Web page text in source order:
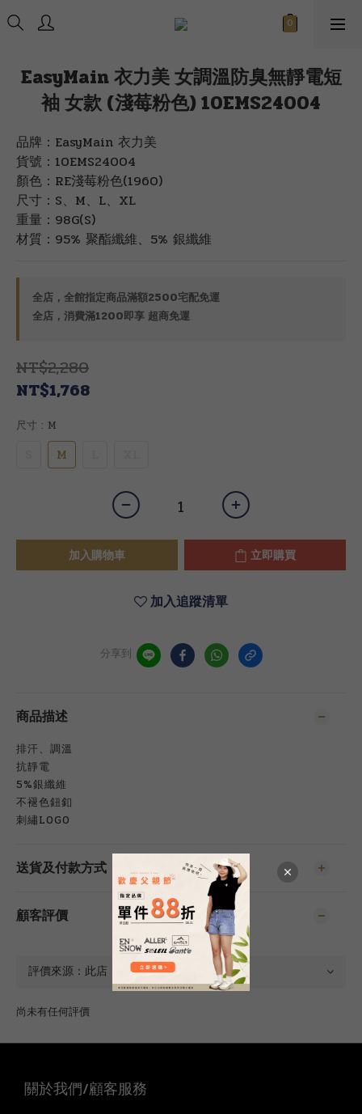
EasyMain 衣力美 女調溫防臭無靜電短
袖 女款 (淺莓粉色) 10EMS24004
品牌：EasyMain 衣力美
貨號：10EMS24004
顏色：RE淺莓粉色(1960)
尺寸：S、M、L、XL
重量：98G(S)
材質：95% 聚酯纖維、5% 銀纖維
全店，全館指定商品滿額2500宅配免運
全店，消費滿1200即享 超商免運
NT$2,280
NT$1,768
尺寸 : M
M
加入購物車 立即購買
加入追蹤清單
分享到
商品描述
排汗、調溫
抗靜電
5%銀纖維
不褪色鈕釦
刺繡LOGO
送貨及付款方式
顧客評價
尚未有任何評價
關於我們/顧客服務